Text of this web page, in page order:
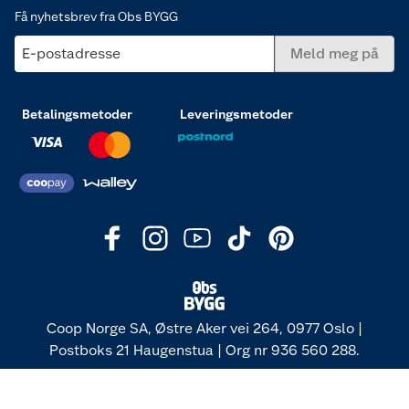
Få nyhetsbrev fra Obs BYGG
E-postadresse Meld meg på
Betalingsmetoder Leveringsmetoder
Coop Norge SA, Østre Aker vei 264, 0977 Oslo |
Postboks 21 Haugenstua | Org nr 936 560 288.